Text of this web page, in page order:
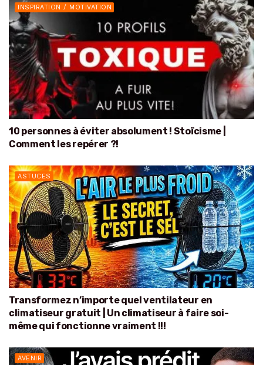
INSPIRATION / MOTIVATION
10 personnes à éviter absolument ! Stoïcisme |
Comment les repérer ?!
ASTUCES
Transformez n’importe quel ventilateur en
climatiseur gratuit | Un climatiseur à faire soi-
même qui fonctionne vraiment !!!
AVENIR